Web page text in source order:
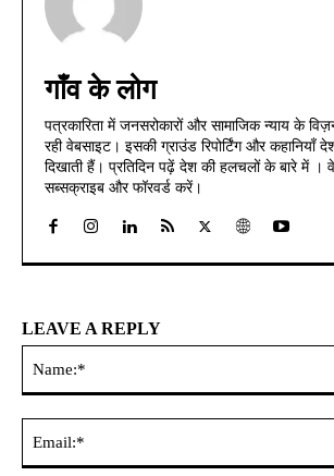
गाँव के लोग
पत्रकारिता में जनसरोकारों और सामाजिक न्याय के
रही वेबसाइट। इसकी ग्राउंड रिपोर्टिंग और कहानियाँ
दिखाती हैं। प्रतिदिन पढ़ें देश की हलचलों के बारे में ।
सब्सक्राइब और फॉरवर्ड करें।
LEAVE A REPLY